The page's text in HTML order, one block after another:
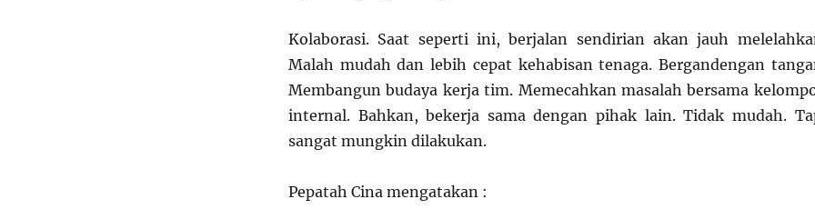
Kolaborasi. Saat seperti ini, berjalan sendirian akan jauh
Malah mudah dan lebih cepat kehabisan tenaga. Bergandengan
Membangun budaya kerja tim. Memecahkan masalah bersama
internal. Bahkan, bekerja sama dengan pihak lain. Tidak mudah.
sangat mungkin dilakukan.
Pepatah Cina mengatakan :